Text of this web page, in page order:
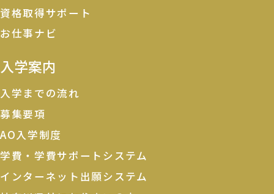
資格取得サポート
お仕事ナビ
入学案内
入学までの流れ
募集要項
AO入学制度
学費・学費サポートシステム
インターネット出願システム